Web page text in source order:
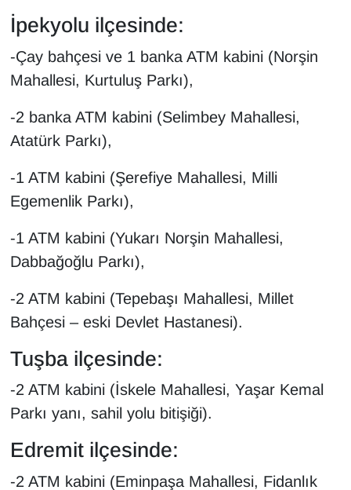
İpekyolu ilçesinde:
-Çay bahçesi ve 1 banka ATM kabini (Norşin
Mahallesi, Kurtuluş Parkı),
-2 banka ATM kabini (Selimbey Mahallesi,
Atatürk Parkı),
-1 ATM kabini (Şerefiye Mahallesi, Milli
Egemenlik Parkı),
-1 ATM kabini (Yukarı Norşin Mahallesi,
Dabbağoğlu Parkı),
-2 ATM kabini (Tepebaşı Mahallesi, Millet
Bahçesi – eski Devlet Hastanesi).
Tuşba ilçesinde:
-2 ATM kabini (İskele Mahallesi, Yaşar Kemal
Parkı yanı, sahil yolu bitişiği).
Edremit ilçesinde:
-2 ATM kabini (Eminpaşa Mahallesi, Fidanlık
SAĞLIK
Seri İlan
Sinema - TV
SİYASET
SPOR
TEBRİK
TEKNOLOJİ
Turizm
VAN'DA SPOR
Vasıta
YAŞAM